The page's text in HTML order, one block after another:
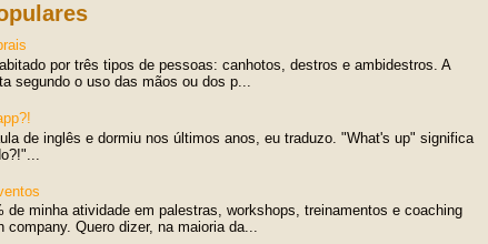
por três tipos de pessoas: canhotos, destros e ambidestros. A
segundo o uso das mãos ou dos p...
de inglês e dormiu nos últimos anos, eu traduzo. "What's up" significa
de minha atividade em palestras, workshops, treinamentos e coaching
company. Quero dizer, na maioria da...